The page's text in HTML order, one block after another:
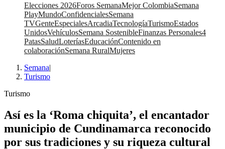
Elecciones 2026Foros SemanaMejor ColombiaSemana
PlayMundoConfidencialesSemana
TVGenteEspecialesArcadiaTecnologíaTurismoEstados
UnidosVehículosSemana SostenibleFinanzas Personales4
PatasSaludLoteríasEducaciónContenido en
colaboraciónSemana RuralMujeres
Semana|
Turismo
Turismo
Así es la ‘Roma chiquita’, el encantador
municipio de Cundinamarca reconocido
por sus tradiciones y su riqueza cultural